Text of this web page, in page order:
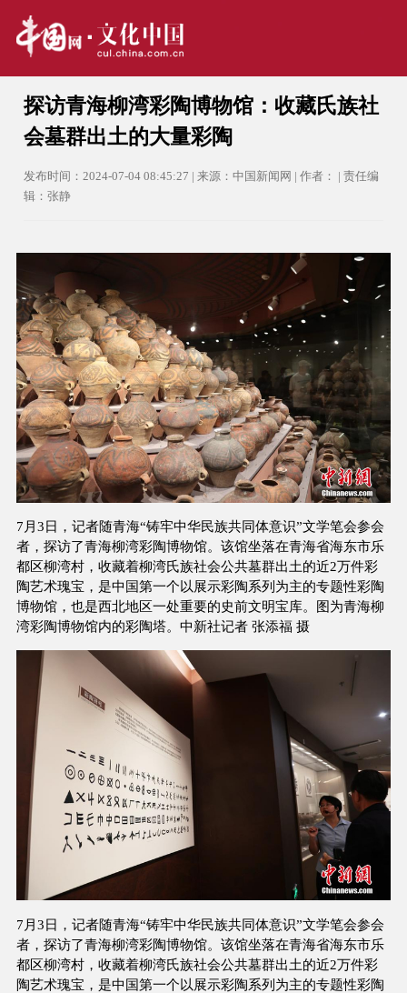
探访青海柳湾彩陶博物馆：收藏氏族社
会墓群出土的大量彩陶
发布时间：2024-07-04 08:45:27 | 来源：中国新闻网 | 作者： | 责任编
辑：张静
7月3日，记者随青海“铸牢中华民族共同体意识”文学笔会参会
者，探访了青海柳湾彩陶博物馆。该馆坐落在青海省海东市乐
都区柳湾村，收藏着柳湾氏族社会公共墓群出土的近2万件彩
陶艺术瑰宝，是中国第一个以展示彩陶系列为主的专题性彩陶
博物馆，也是西北地区一处重要的史前文明宝库。图为青海柳
湾彩陶博物馆内的彩陶塔。中新社记者 张添福 摄
7月3日，记者随青海“铸牢中华民族共同体意识”文学笔会参会
者，探访了青海柳湾彩陶博物馆。该馆坐落在青海省海东市乐
都区柳湾村，收藏着柳湾氏族社会公共墓群出土的近2万件彩
陶艺术瑰宝，是中国第一个以展示彩陶系列为主的专题性彩陶